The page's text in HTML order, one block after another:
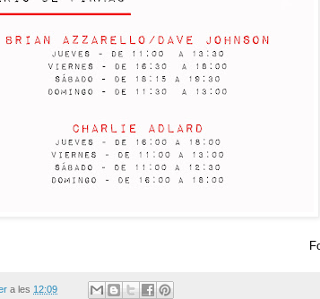
a les 12:09